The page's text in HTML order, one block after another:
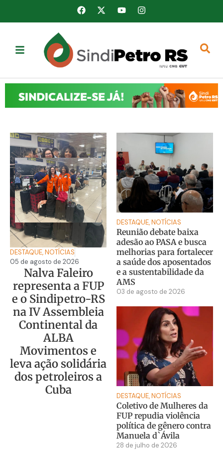
DESTAQUE,NOTÍCIAS
05 de agosto de 2026
Nalva Faleiro
representa a FUP
e o Sindipetro-RS
na IV Assembleia
Continental da
ALBA
Movimentos e
leva ação solidária
dos petroleiros a
Cuba
DESTAQUE,NOTÍCIAS
Reunião debate baixa
adesão ao PASA e busca
melhorias para fortalecer
a saúde dos aposentados
e a sustentabilidade da
AMS
03 de agosto de 2026
DESTAQUE,NOTÍCIAS
Coletivo de Mulheres da
FUP repudia violência
política de gênero contra
Manuela d`Ávila
28 de julho de 2026